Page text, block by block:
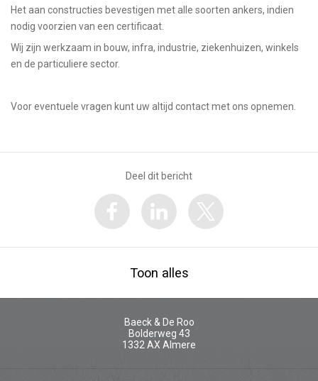
Het aan constructies bevestigen met alle soorten ankers, indien
nodig voorzien van een certificaat.
Wij zijn werkzaam in bouw, infra, industrie, ziekenhuizen, winkels
en de particuliere sector.
Voor eventuele vragen kunt uw altijd contact met ons opnemen.
Deel dit bericht
Toon alles
Baeck & De Roo
Bolderweg 43
1332 AX Almere